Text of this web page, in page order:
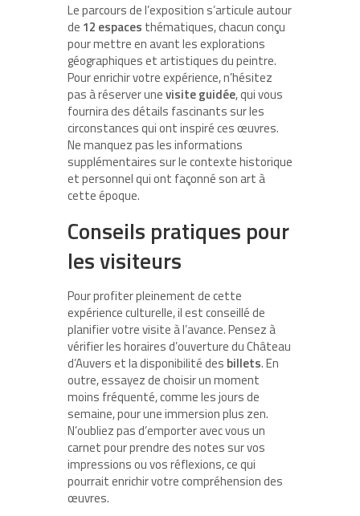
Le parcours de l’exposition s’articule autour
de 12 espaces thématiques, chacun conçu
pour mettre en avant les explorations
géographiques et artistiques du peintre.
Pour enrichir votre expérience, n’hésitez
pas à réserver unevisite guidée, qui vous
fournira des détails fascinants sur les
circonstances qui ont inspiré ces œuvres.
Ne manquez pas les informations
supplémentaires sur le contexte historique
et personnel qui ont façonné son art à
cette époque.
Conseils pratiques pour
les visiteurs
Pour profiter pleinement de cette
expérience culturelle, il est conseillé de
planifier votre visite à l’avance. Pensez à
vérifier les horaires d’ouverture du Château
d’Auvers et la disponibilité des billets. En
outre, essayez de choisir un moment
moins fréquenté, comme les jours de
semaine, pour une immersion plus zen.
N’oubliez pas d’emporter avec vous un
carnet pour prendre des notes sur vos
impressions ou vos réflexions, ce qui
pourrait enrichir votre compréhension des
œuvres.